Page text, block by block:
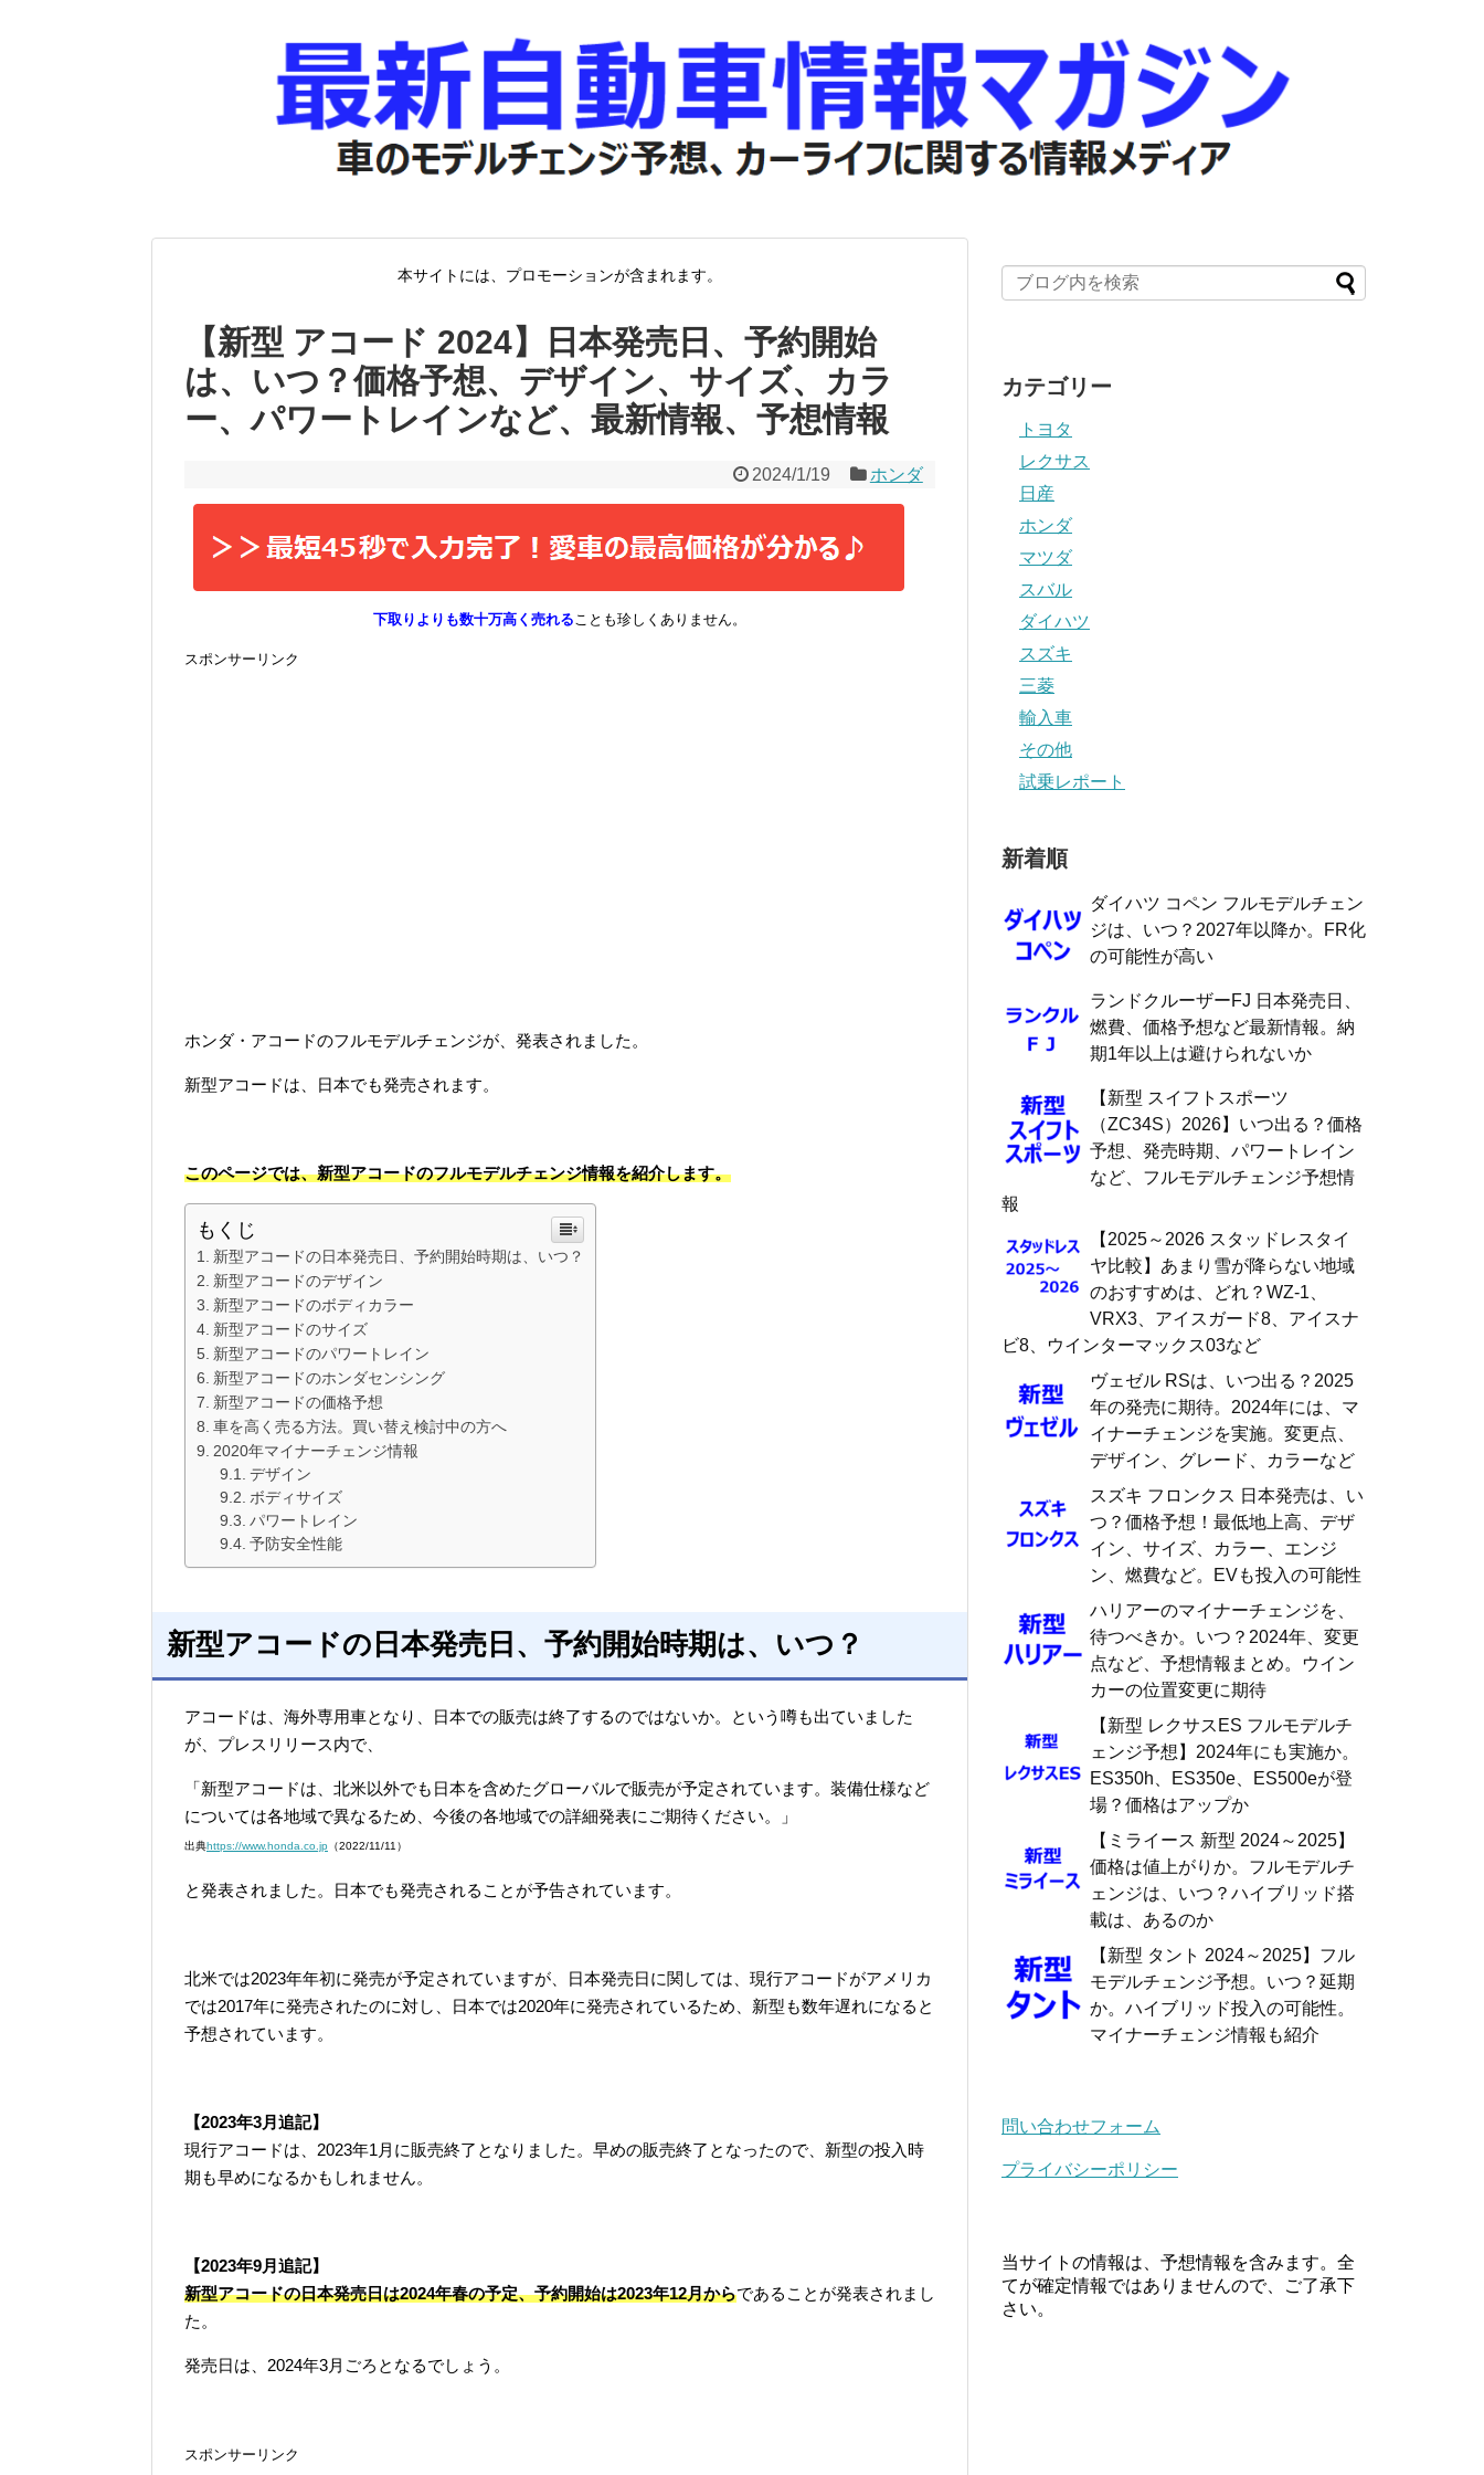
本サイトには、プロモーションが含まれます。
【新型 アコード 2024】日本発売日、予約開始
は、いつ？価格予想、デザイン、サイズ、カラ
ー、パワートレインなど、最新情報、予想情報
2024/1/19 ホンダ
下取りよりも数十万高く売れることも珍しくありません。
スポンサーリンク
ホンダ・アコードのフルモデルチェンジが、発表されました。
新型アコードは、日本でも発売されます。
このページでは、新型アコードのフルモデルチェンジ情報を紹介します。
もくじ
新型アコードの日本発売日、予約開始時期は、いつ？
新型アコードのデザイン
新型アコードのボディカラー
新型アコードのサイズ
新型アコードのパワートレイン
新型アコードのホンダセンシング
新型アコードの価格予想
車を高く売る方法。買い替え検討中の方へ
2020年マイナーチェンジ情報
デザイン
ボディサイズ
パワートレイン
予防安全性能
新型アコードの日本発売日、予約開始時期は、いつ？
アコードは、海外専用車となり、日本での販売は終了するのではないか。という噂も出ていました
が、プレスリリース内で、
「新型アコードは、北米以外でも日本を含めたグローバルで販売が予定されています。装備仕様など
については各地域で異なるため、今後の各地域での詳細発表にご期待ください。」
出典https://www.honda.co.jp （2022/11/11）
と発表されました。日本でも発売されることが予告されています。
北米では2023年年初に発売が予定されていますが、日本発売日に関しては、現行アコードがアメリカ
では2017年に発売されたのに対し、日本では2020年に発売されているため、新型も数年遅れになると
予想されています。
【2023年3月追記】
現行アコードは、2023年1月に販売終了となりました。早めの販売終了となったので、新型の投入時
期も早めになるかもしれません。
【2023年9月追記】
新型アコードの日本発売日は2024年春の予定、予約開始は2023年12月からであることが発表されまし
た。
発売日は、2024年3月ごろとなるでしょう。
スポンサーリンク
カテゴリー
トヨタ
レクサス
日産
ホンダ
マツダ
スバル
ダイハツ
スズキ
三菱
輸入車
その他
試乗レポート
新着順
ダイハツ コペン フルモデルチェン
ジは、いつ？2027年以降か。FR化
の可能性が高い
ランドクルーザーFJ 日本発売日、
燃費、価格予想など最新情報。納
期1年以上は避けられないか
【新型 スイフトスポーツ
（ZC34S）2026】いつ出る？価格
予想、発売時期、パワートレイン
など、フルモデルチェンジ予想情
報
【2025～2026 スタッドレスタイ
ヤ比較】あまり雪が降らない地域
のおすすめは、どれ？WZ-1、
VRX3、アイスガード8、アイスナ
ビ8、ウインターマックス03など
ヴェゼル RSは、いつ出る？2025
年の発売に期待。2024年には、マ
イナーチェンジを実施。変更点、
デザイン、グレード、カラーなど
スズキ フロンクス 日本発売は、い
つ？価格予想！最低地上高、デザ
イン、サイズ、カラー、エンジ
ン、燃費など。EVも投入の可能性
ハリアーのマイナーチェンジを、
待つべきか。いつ？2024年、変更
点など、予想情報まとめ。ウイン
カーの位置変更に期待
【新型 レクサスES フルモデルチ
ェンジ予想】2024年にも実施か。
ES350h、ES350e、ES500eが登
場？価格はアップか
【ミライース 新型 2024～2025】
価格は値上がりか。フルモデルチ
ェンジは、いつ？ハイブリッド搭
載は、あるのか
【新型 タント 2024～2025】フル
モデルチェンジ予想。いつ？延期
か。ハイブリッド投入の可能性。
マイナーチェンジ情報も紹介
問い合わせフォーム
プライバシーポリシー
当サイトの情報は、予想情報を含みます。全
てが確定情報ではありませんので、ご了承下
さい。